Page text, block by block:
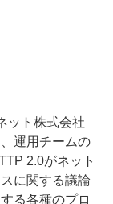
ット株式会社
運用チームの
2.0がネット
に関する議論
る各種のプロ